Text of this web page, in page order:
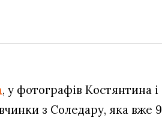
, у фотографів Костянтина і
з Соледару, яка вже 9